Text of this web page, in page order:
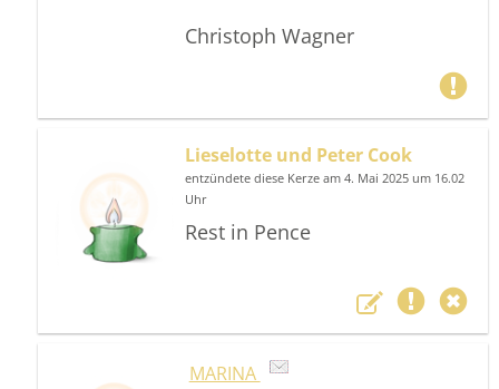
Christoph Wagner
Lieselotte und Peter Cook
entzündete diese Kerze am 4. Mai 2025 um 16.02
Uhr
Rest in Pence
MARINA